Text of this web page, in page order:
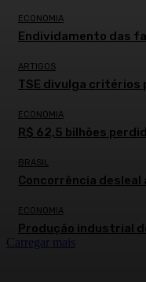
ECONOMIA
Endividamento das
ARTIGOS
TSE divulga critérios
ECONOMIA
R$ 62,5 bilhões
BRASIL
Concorrência
ECONOMIA
Produção industrial
Carregar mais